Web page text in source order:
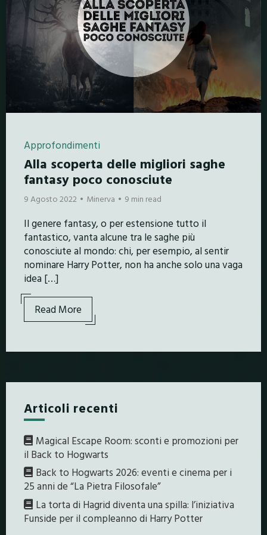
Approfondimenti
Alla scoperta delle migliori saghe
fantasy poco conosciute
9 Agosto 2022 Minerva 9 min read
Il genere fantasy, o per estensione tutto il
fantastico, vanta alcune tra le saghe più
conosciute al mondo: chi, per esempio, al sentir
nominare Harry Potter, non ha anche solo una vaga
idea […]
Read More
Articoli recenti
Magical Escape Room: sconti e promozioni per
il Back to Hogwarts
Back to Hogwarts 2026: eventi e cinema per i
25 anni de “La Pietra Filosofale”
La torta di Hagrid diventa una spilla: l’iniziativa
Funside per il compleanno di Harry Potter